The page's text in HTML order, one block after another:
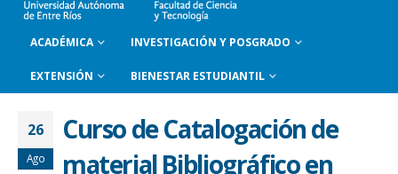
ACADÉMICA INVESTIGACIÓN Y POSGRADO
EXTENSIÓN BIENESTAR ESTUDIANTIL
26
Ago
Curso de Catalogación de
material Bibliográfico en